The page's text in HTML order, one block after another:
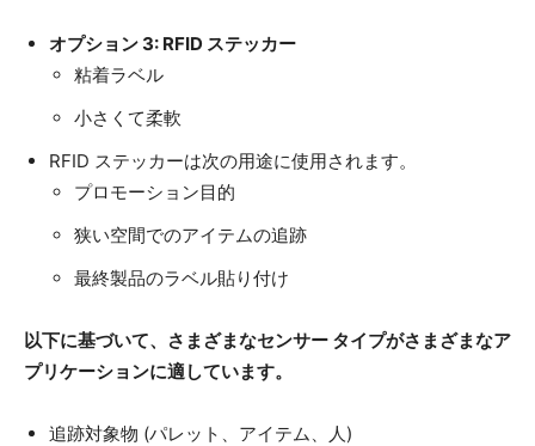
オプション 3: RFID ステッカー
粘着ラベル
小さくて柔軟
RFID ステッカーは次の用途に使用されます。
プロモーション目的
狭い空間でのアイテムの追跡
最終製品のラベル貼り付け
以下に基づいて、さまざまなセンサー タイプがさまざまなア
プリケーションに適しています。
追跡対象物 (パレット、アイテム、人)